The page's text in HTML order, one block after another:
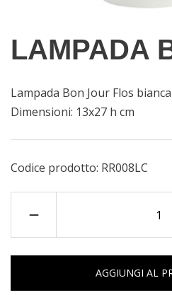
LAMPADA
Lampada Bon Jour Flos bianca
Dimensioni: 13x27 h cm
Codice prodotto: RR008LC
AGGIUNGI AL